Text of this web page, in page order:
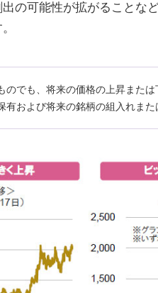
の可能性が拡がることな
のでも、将来の価格の上昇また
有および将来の銘柄の組入れま